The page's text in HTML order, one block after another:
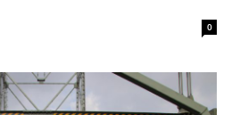
0